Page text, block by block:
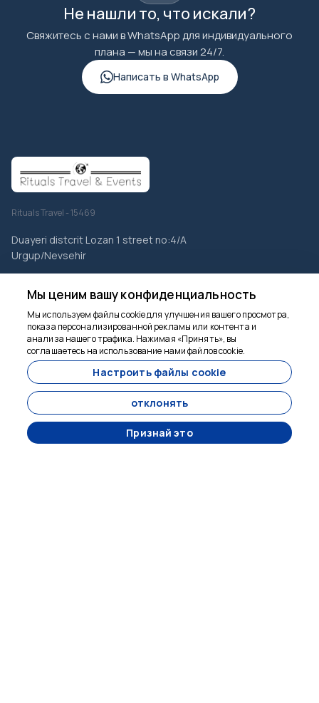
Не нашли то, что искали?
Свяжитесь с нами в WhatsApp для индивидуального
плана — мы на связи 24/7.
Написать в WhatsApp
Rituals Travel - 15469
Duayeri distcrit Lozan 1 street no:4/A
Urgup/Nevsehir
КОРПОРАТИВНЫЙ
Турецкие турпакеты - лучшие предложения для отдыха
Услуги
Галерея
О нас
Контакты
Мы ценим вашу конфиденциальность
Мы используем файлы cookie для улучшения вашего просмотра,
показа персонализированной рекламы или контента и
анализа нашего трафика. Нажимая «Принять», вы
соглашаетесь на использование нами файлов cookie.
Настроить файлы cookie
отклонять
Признай это
Мы здесь, чтобы
помочь